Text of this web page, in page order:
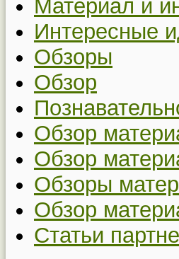
Материал и
Интересные
Обзоры
Обзор
Обзор
Обзор
Обзоры
Обзор
Статьи